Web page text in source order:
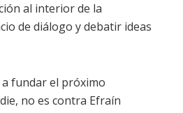
al interior de la
de diálogo y debatir ideas
a fundar el próximo
no es contra Efraín